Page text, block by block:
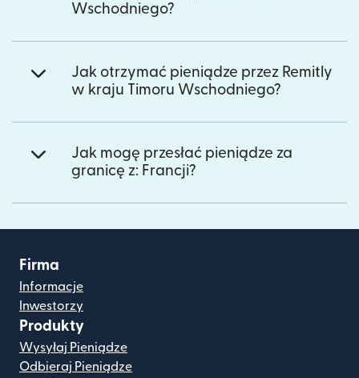
Wschodniego?
Jak otrzymać pieniądze przez Remitly
w kraju Timoru Wschodniego?
Jak mogę przesłać pieniądze za
granicę z: Francji?
Firma
Informacje
Inwestorzy
Produkty
Wysyłaj Pieniądze
Odbieraj Pieniądze